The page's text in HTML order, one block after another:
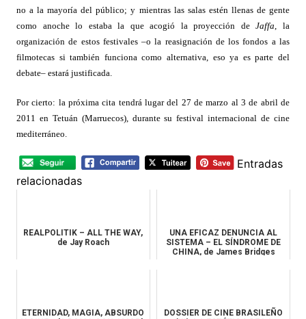
no a la mayoría del público; y mientras las salas estén llenas de gente
como anoche lo estaba la que acogió la proyección deJaffa, la
organización de estos festivales –o la reasignación de los fondos a las
filmotecas si también funciona como alternativa, eso ya es parte del
debate– estará justificada.
Por cierto: la próxima cita tendrá lugar del 27 de marzo al 3 de abril de
2011 en Tetuán (Marruecos), durante su festival internacional de cine
mediterráneo.
Entradas
relacionadas
REALPOLITIK – ALL THE WAY,
de Jay Roach
UNA EFICAZ DENUNCIA AL
SISTEMA – EL SÍNDROME DE
CHINA, de James Bridges
ETERNIDAD, MAGIA, ABSURDO
DOSSIER DE CINE BRASILEÑO